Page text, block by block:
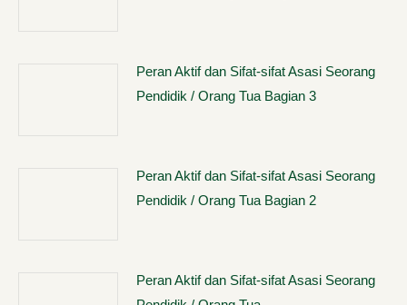
Peran Aktif dan Sifat-sifat Asasi Seorang
Pendidik / Orang Tua Bagian 3
Peran Aktif dan Sifat-sifat Asasi Seorang
Pendidik / Orang Tua Bagian 2
Peran Aktif dan Sifat-sifat Asasi Seorang